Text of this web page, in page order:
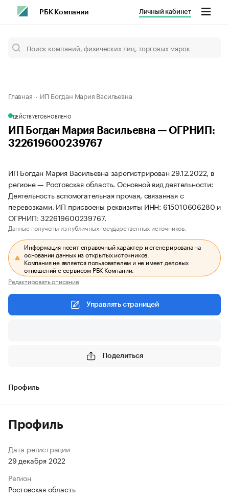
РБК Компании Личный кабинет
Главная ИП Богдан Мария Васильевна
ДЕЙСТВУЕТОБНОВЛЕНО
ИП Богдан Мария Васильевна — ОГРНИП:
322619600239767
ИП Богдан Мария Васильевна зарегистрирован 29.12.2022, в
регионе — Ростовская область. Основной вид деятельности:
Деятельность вспомогательная прочая, связанная с
перевозками. ИП присвоены реквизиты ИНН: 615010606280 и
ОГРНИП: 322619600239767.
Данные получены из публичных государственных источников.
Информация носит справочный характер и сгенерирована на
основании данных из открытых источников.
Компания не является пользователем и не имеет деловых
отношений с сервисом РБК Компании.
Редактировать описание
Управлять страницей
Поделиться
Профиль
Профиль
Дата регистрации
29 декабря 2022
Регион
Ростовская область